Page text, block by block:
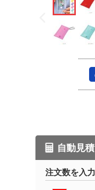
自動見積
注文数を入力